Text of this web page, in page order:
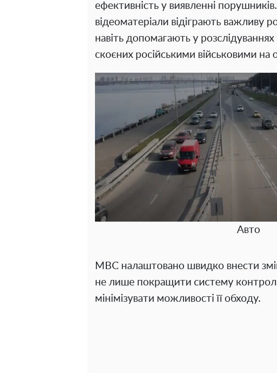
ефективність у виявленні
відеоматеріали відіграють важливу
навіть допомагають у розслідуваннях
скоєних російськими військовими на
Авто
МВС налаштовано швидко внести
не лише покращити систему
мінімізувати можливості її обходу.